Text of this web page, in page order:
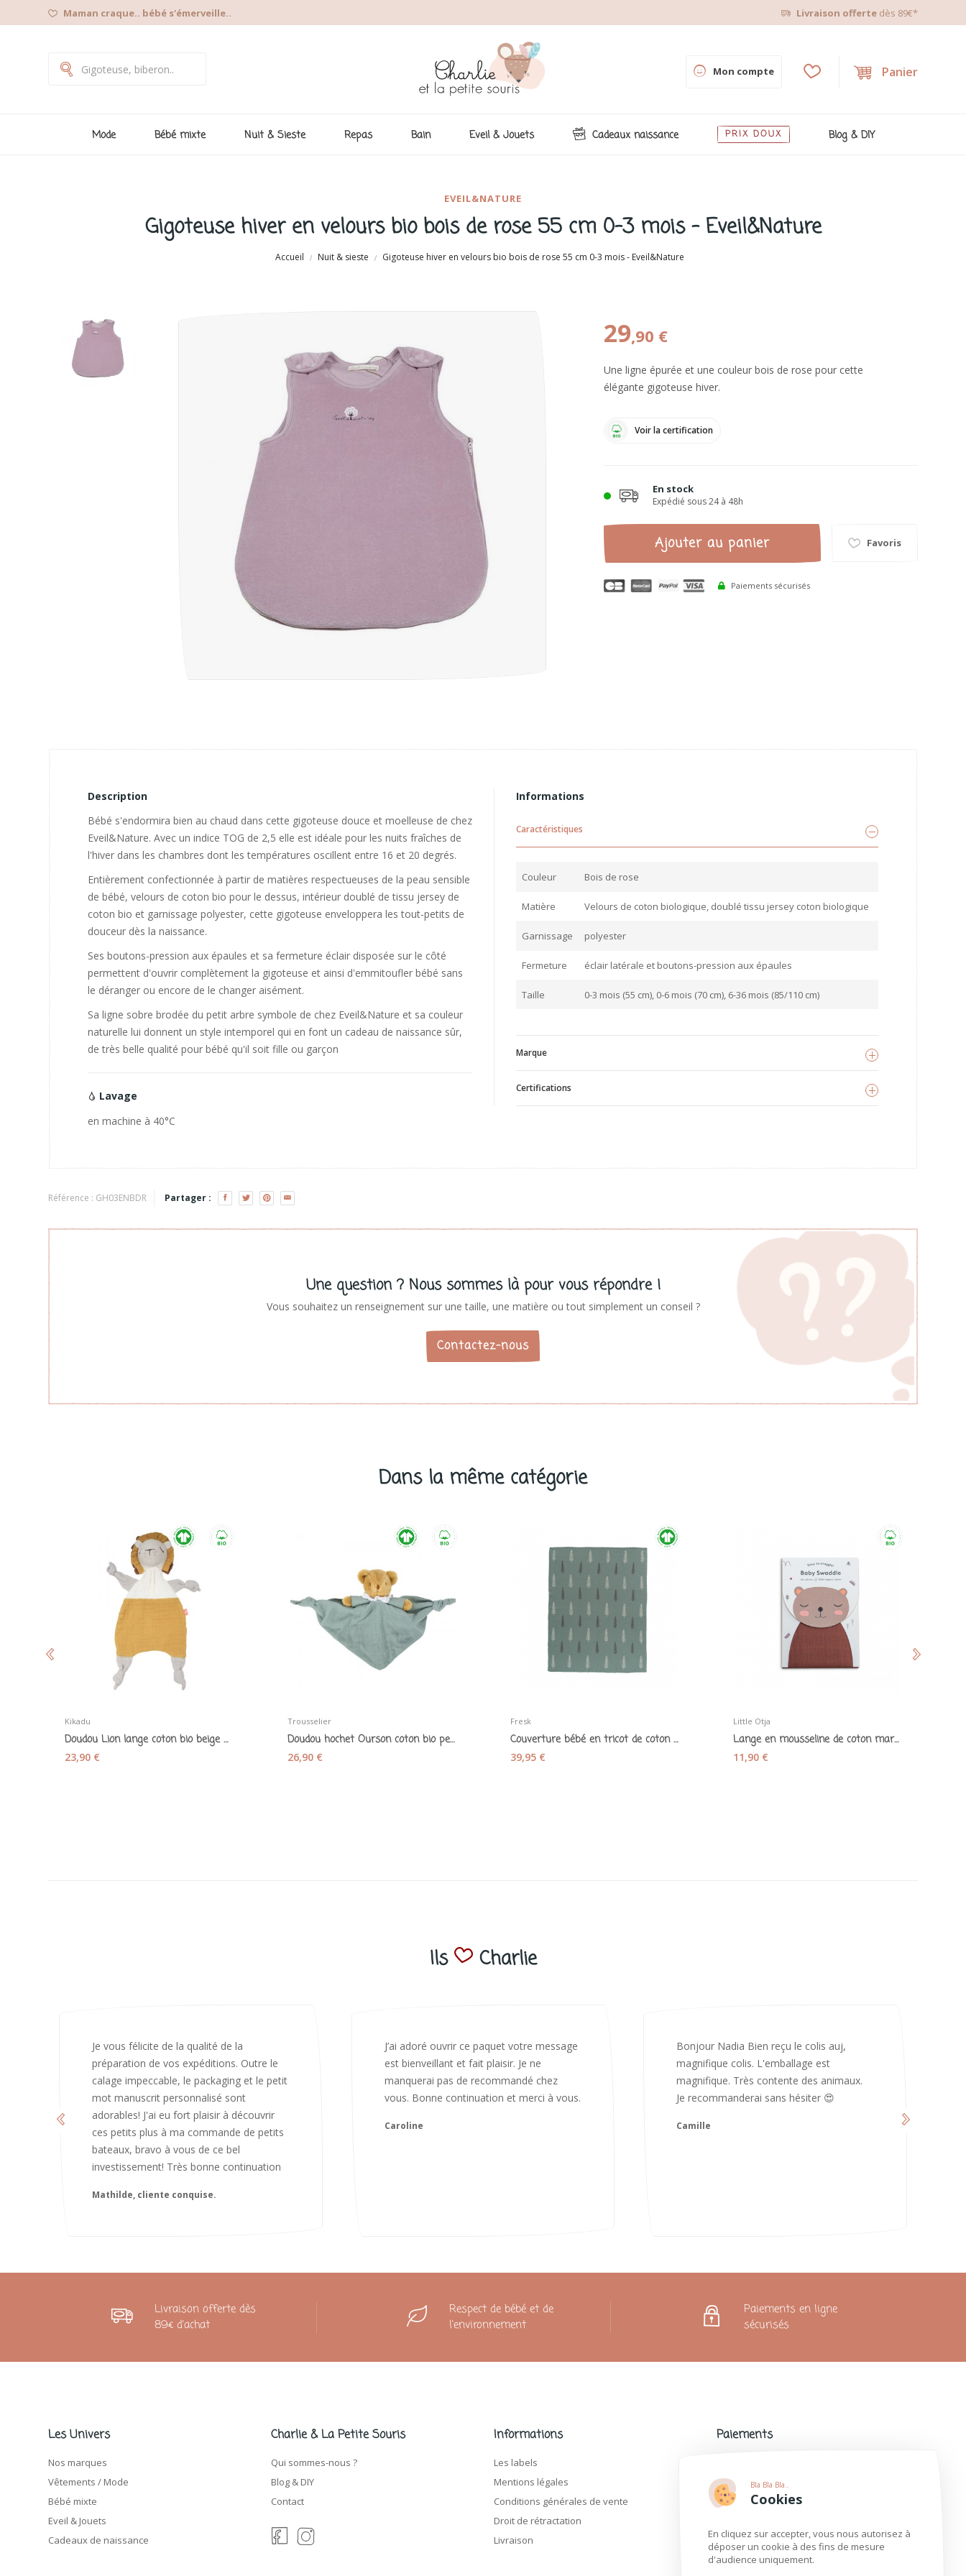
Bla Bla Bla..
Cookies
En cliquez sur accepter, vous nous autorisez à
déposer un cookie à des fins de mesure
d'audience uniquement.
Maman craque.. bébé s'émerveille.. Livraison offerte dès 89€*
Panier
Mon compte
Mode Bébé mixte Nuit & Sieste Repas Bain Eveil & Jouets Cadeaux naissance PRIX DOUX Blog & DIY
EVEIL&NATURE
Gigoteuse hiver en velours bio bois de rose 55 cm 0-3 mois - Eveil&Nature
Accueil Nuit & sieste Gigoteuse hiver en velours bio bois de rose 55 cm 0-3 mois - Eveil&Nature
29,90 €
Une ligne épurée et une couleur bois de rose pour cette
élégante gigoteuse hiver.
Voir la certification
En stock
Expédié sous 24 à 48h
Ajouter au panier Favoris
Paiements sécurisés
Description
Bébé s'endormira bien au chaud dans cette gigoteuse douce et moelleuse de chez
Eveil&Nature. Avec un indice TOG de 2,5 elle est idéale pour les nuits fraîches de
l'hiver dans les chambres dont les températures oscillent entre 16 et 20 degrés.
Entièrement confectionnée à partir de matières respectueuses de la peau sensible
de bébé, velours de coton bio pour le dessus, intérieur doublé de tissu jersey de
coton bio et garnissage polyester, cette gigoteuse enveloppera les tout-petits de
douceur dès la naissance.
Ses boutons-pression aux épaules et sa fermeture éclair disposée sur le côté
permettent d'ouvrir complètement la gigoteuse et ainsi d'emmitoufler bébé sans
le déranger ou encore de le changer aisément.
Sa ligne sobre brodée du petit arbre symbole de chez Eveil&Nature et sa couleur
naturelle lui donnent un style intemporel qui en font un cadeau de naissance sûr,
de très belle qualité pour bébé qu'il soit fille ou garçon
Lavage
en machine à 40°C
Informations
Caractéristiques
Couleur Bois de rose
Matière Velours de coton biologique, doublé tissu jersey coton biologique
Garnissage polyester
Fermeture éclair latérale et boutons-pression aux épaules
Taille 0-3 mois (55 cm), 0-6 mois (70 cm), 6-36 mois (85/110 cm)
Marque
Voir les produits
Certifications
Référence : GH03ENBDR Partager :
Une question ? Nous sommes là pour vous répondre !
Vous souhaitez un renseignement sur une taille, une matière ou tout simplement un conseil ?
Contactez-nous
Dans la même catégorie
Kikadu
Doudou Lion lange coton bio beige et ocre jaune...
23,90 €
Trousselier
Doudou hochet Ourson coton bio peluche céladon...
26,90 €
Fresk
Couverture bébé en tricot de coton bio « Forest...
39,95 €
Little Otja
Lange en mousseline de coton marron auburn -...
11,90 €
Ils Charlie
J’ai adoré ouvrir ce paquet votre message
est bienveillant et fait plaisir. Je ne
manquerai pas de recommandé chez
vous. Bonne continuation et merci à vous.
Bonjour Nadia Bien reçu le colis auj,
magnifique colis. L'emballage est
magnifique. Très contente des animaux.
Je recommanderai sans hésiter 😍
Camille
Merci infiniment, c’est magnifique 😍
d’avoir pris le temps de me répondre.
Nous sommes vraiment contents et
avons hâte de les utiliser 😄 bonne soirée
😍
Livraison offerte dès
89€ d'achat
Respect de bébé et de
l'environnement
Paiements en ligne
sécurisés
Les Univers
Nos marques
Vêtements / Mode
Bébé mixte
Eveil & Jouets
Cadeaux de naissance
Charlie & La Petite Souris
Qui sommes-nous ?
Blog & DIY
Contact
Informations
Les labels
Mentions légales
Conditions générales de vente
Droit de rétractation
Livraison
Paiements
modes de paiement populaires.
Plus d'informations